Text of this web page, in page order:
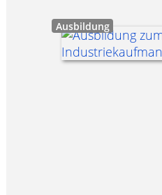
Ausbildung